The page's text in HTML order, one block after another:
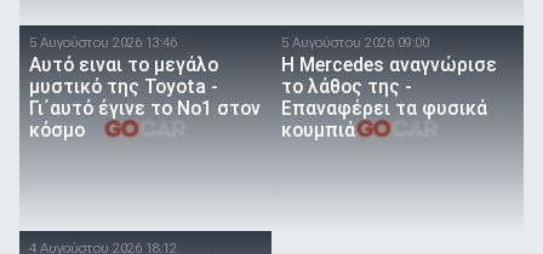
5 Αυγούστου 2026 13:46
Αυτό ειναι τo μεγάλο
μυστικό της Toyota -
Γι΄αυτό έγινε το Νο1 στον
κόσμο
5 Αυγούστου 2026 09:00
Η Mercedes αναγνώρισε
το λάθος της -
Επαναφέρει τα φυσικά
κουμπιά
4 Αυγούστου 2026 18:12